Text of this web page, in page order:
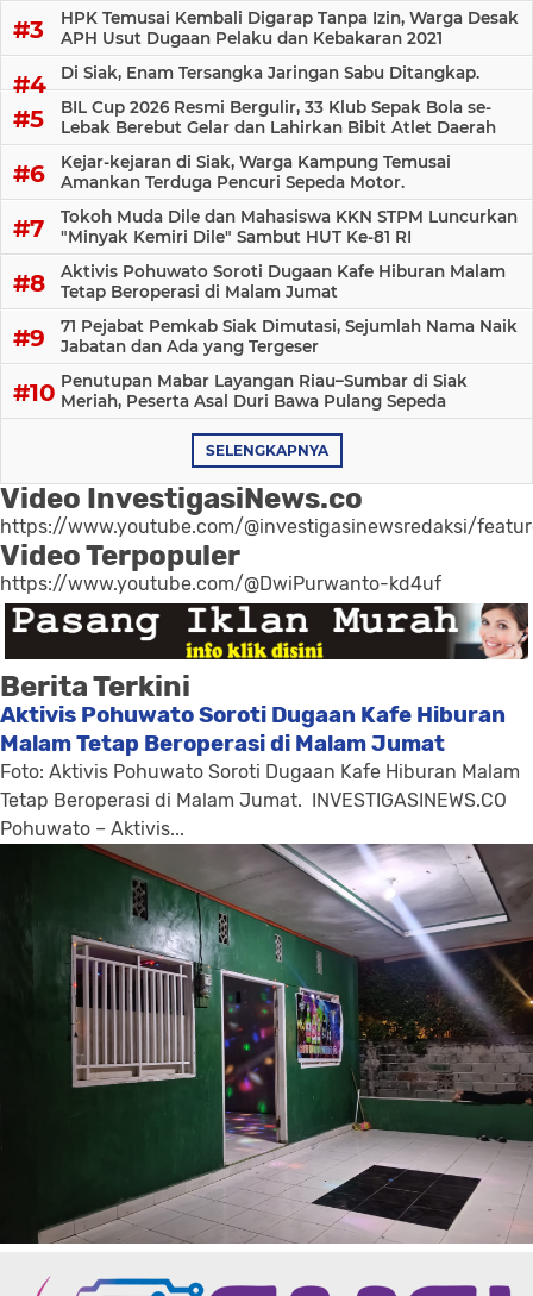
HPK Temusai Kembali Digarap Tanpa Izin, Warga Desak
APH Usut Dugaan Pelaku dan Kebakaran 2021
Di Siak, Enam Tersangka Jaringan Sabu Ditangkap.
BIL Cup 2026 Resmi Bergulir, 33 Klub Sepak Bola se-
Lebak Berebut Gelar dan Lahirkan Bibit Atlet Daerah
Kejar-kejaran di Siak, Warga Kampung Temusai
Amankan Terduga Pencuri Sepeda Motor.
Tokoh Muda Dile dan Mahasiswa KKN STPM Luncurkan
"Minyak Kemiri Dile" Sambut HUT Ke-81 RI
Aktivis Pohuwato Soroti Dugaan Kafe Hiburan Malam
Tetap Beroperasi di Malam Jumat
71 Pejabat Pemkab Siak Dimutasi, Sejumlah Nama Naik
Jabatan dan Ada yang Tergeser
Penutupan Mabar Layangan Riau–Sumbar di Siak
Meriah, Peserta Asal Duri Bawa Pulang Sepeda
SELENGKAPNYA
Video InvestigasiNews.co
https://www.youtube.com/@investigasinewsredaksi/
Video Terpopuler
https://www.youtube.com/@DwiPurwanto-kd4uf
Berita Terkini
Aktivis Pohuwato Soroti Dugaan Kafe Hiburan
Malam Tetap Beroperasi di Malam Jumat
Foto: Aktivis Pohuwato Soroti Dugaan Kafe Hiburan Malam
Tetap Beroperasi di Malam Jumat. INVESTIGASINEWS.CO
Pohuwato – Aktivis...